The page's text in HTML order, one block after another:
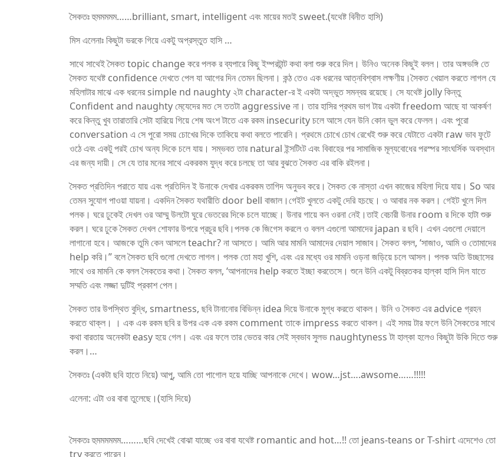
সৈকতঃ হুমমমমম……brilliant, smart, intelligent এবং মায়ের মতই sweet.(যথেষ্ট বিনীত হাসি)
মিস এলেনাঃ কিছুটা ভরকে গিয়ে একটু অপ্রস্তুত হাসি …
সাথে সাথেই সৈকত topic change করে পলক র ব্যপারে কিছু ইম্পরটান্ট কথা বলা শুরু করে দিল। উনিও অনেক কিছুই বলল। তার অঙ্গভঙ্গি তে
সৈকত যথেষ্ট confidence দেখতে পেল যা আগের দিন তেমন ছিলনা। কন্ঠ তেও এক ধরনের আত্নবিশ্বাস লক্ষণীয়।সৈকত খেয়াল করতে লাগল যে
মহিলাটার মাঝে এক ধরনের simple nd naughty ২টা character-র ই একটা অদ্ভুত সমন্বয় রয়েছে। সে যথেষ্ট jolly কিন্তু
Confident and naughty মে্যেদের মত সে ততটা aggressive না। তার হাসির প্রথম ভাগ টায় একটা freedom আছে যা আকর্ষণ
করে কিন্তু খুব তারাতারি সেটা হারিয়ে গিয়ে শেষ অংশ টাতে এক রকম insecurity চলে আসে যেন উনি কোন ভুল করে ফেলল। এবং পুরো
conversation এ সে পুরো সময় চোখের দিকে তাকিয়ে কথা বলতে পারেনি। প্রথমে চোখে চোখ রেখেই শুরু করে যেটাতে একটা raw ভাব ফুটে
ওঠে এবং একটু পরই চোখ অন্য দিকে চলে যায়। সম্ভবত তার natural ইন্সটিংট এবং বিবাহের পর সামাজিক মূল্যবোধের পরস্পর সাংঘর্সিক অবস্থান
এর জন্য দায়ী। সে যে তার মনের সাথে একরকম যুদ্ধ করে চলছে তা আর বুঝতে সৈকত এর বাকি রইলনা।
সৈকত প্রতিদিন পরাতে যায় এবং প্রতিদিন ই উনাকে দেখার একরকম তাগিদ অনুভব করে। সৈকত কে নাস্তা এখন কাজের মহিলা দিয়ে যায়। So আর
তেমন সুযোগ পাওয়া যায়না। একদিন সৈকত যথারীতি door bell বাজাল।গেইট খুলতে একটু দেরি হচছে। ও আবার নক করল। গেইট খুলে দিল
পলক। ঘরে ঢুকেই দেখল ওর আম্মু উলটো ঘুরে ভেতরের দিকে চলে যাচ্ছে। উনার গায়ে কন ওরনা নেই।তাই বেচারী উনার room র দিকে হাটা শুরু
করল। ঘরে ঢুকে সৈকত দেখল শোফার উপরে প্রচুর ছবি।পলক কে জিগেস করলে ও বলল এগুলো আমাদের japan র ছবি। এখন এগুলো দেয়ালে
লাগানো হবে। আজকে তুমি কেন আসলে teachr? না আসতে। আমি আর মামনি আমাদের দেয়াল সাজাব। সৈকত বলল, ‘সাজাও, আমি ও তোমাদের
help করি।” বলে সৈকত ছবি গুলো দেখতে লাগল। পলক তো মহা খুশি, এবং এর মধ্যে ওর মামনি ওড়না জড়িয়ে চলে আসল। পলক অতি উচ্ছাসের
সাথে ওর মামনি কে বলল সৈকতের কথা। সৈকত বলল, ‘আপনাদের help করতে ইচ্ছা করতেসে। শুনে উনি একটু বিব্রতকর হাল্কা হাসি দিল যাতে
সম্মতি এবং লজ্জা দুটিই প্রকাশ পেল।
সৈকত তার উপস্থিত বুদ্ধি, smartness, ছবি টানানোর বিভিন্ন idea দিয়ে উনাকে মুগ্ধ করতে থাকল। উনি ও সৈকত এর advice গ্রহন
করতে থাক্ল। । এক এক রকম ছবি র উপর এক এক রকম comment তাকে impress করতে থাকল। এই সময় টার ফলে উনি সৈকতের সাথে
কথা বারতায় অনেকটা easy হয়ে গেল। এবং এর ফলে তার ভেতর কার সেই স্বভাব সুলভ naughtyness টা হাল্কা হলেও কিছুটা উকি দিতে শুরু
করল।…
সৈকতঃ (একটা ছবি হাতে নিয়ে) আপু্‌, আমি তো পাগোল হয়ে যাচ্ছি আপনাকে দেখে। wow…jst….awsome……!!!!!
এলেনা: এটা ওর বাবা তুলেছে।(হাসি দিয়ে)
সৈকতঃ হুমমমমমম………ছবি দেখেই বোঝা যাচ্ছে ওর বাবা যথেষ্ট romantic and hot…!! তো jeans-teans or T-shirt এদেশেও তো
try করতে পারেন।